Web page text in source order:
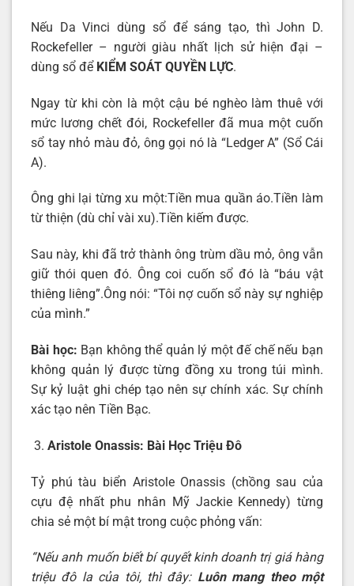
Nếu Da Vinci dùng sổ để sáng tạo, thì John D.
Rockefeller – người giàu nhất lịch sử hiện đại –
dùng sổ để KIỂM SOÁT QUYỀN LỰC.
Ngay từ khi còn là một cậu bé nghèo làm thuê với
mức lương chết đói, Rockefeller đã mua một cuốn
sổ tay nhỏ màu đỏ, ông gọi nó là “Ledger A” (Sổ Cái
A).
Ông ghi lại từng xu một:Tiền mua quần áo.Tiền làm
từ thiện (dù chỉ vài xu).Tiền kiếm được.
Sau này, khi đã trở thành ông trùm dầu mỏ, ông vẫn
giữ thói quen đó. Ông coi cuốn sổ đó là “báu vật
thiêng liêng”.Ông nói: “Tôi nợ cuốn sổ này sự nghiệp
của mình.”
Bài học: Bạn không thể quản lý một đế chế nếu bạn
không quản lý được từng đồng xu trong túi mình.
Sự kỷ luật ghi chép tạo nên sự chính xác. Sự chính
xác tạo nên Tiền Bạc.
Aristole Onassis: Bài Học Triệu Đô
Tỷ phú tàu biển Aristole Onassis (chồng sau của
cựu đệ nhất phu nhân Mỹ Jackie Kennedy) từng
chia sẻ một bí mật trong cuộc phỏng vấn:
“Nếu anh muốn biết bí quyết kinh doanh trị giá hàng
triệu đô la của tôi, thì đây: Luôn mang theo một